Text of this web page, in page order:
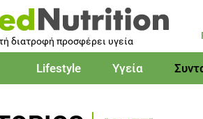
διατροφή προσφέρει υγεία
Lifestyle Υγεία